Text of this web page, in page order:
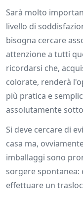
Sarà molto
livello di
bisogna cercare
attenzione a tutti
ricordarsi che,
colorate, renderà
più pratica e
assolutamente
Si deve cercare di
casa ma,
imballaggi sono
sorgere
effettuare un